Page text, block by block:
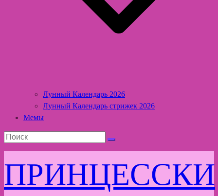
Лунный Календарь 2026
Лунный Календарь стрижек 2026
Мемы
ПРИНЦЕССКИ